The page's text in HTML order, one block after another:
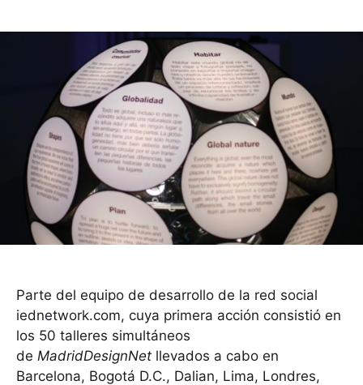
Parte del equipo de desarrollo de la red social
iednetwork.com, cuya primera acción consistió en
los 50 talleres simultáneos
de MadridDesignNet llevados a cabo en
Barcelona, Bogotá D.C., Dalian, Lima, Londres,